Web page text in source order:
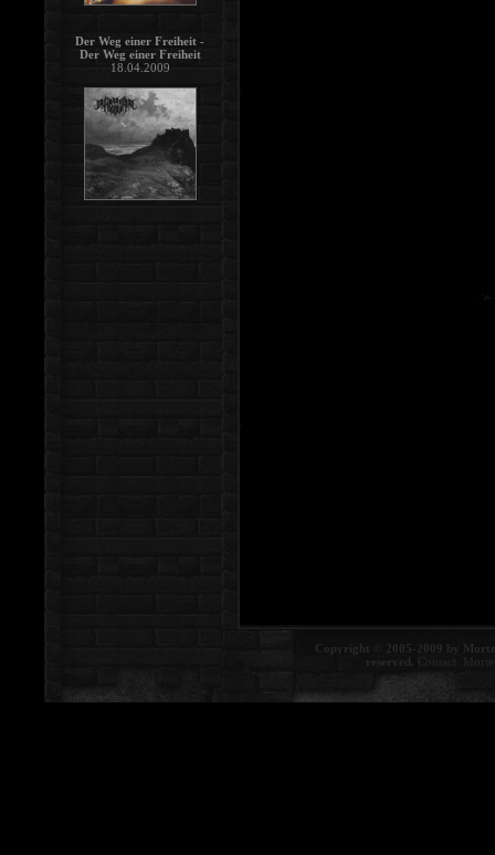
Copyright © 2005-2009 by
reserved. Contact:
Der Weg einer Freiheit -
Der Weg einer Freiheit
18.04.2009